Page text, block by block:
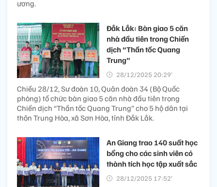
ương.
Đắk Lắk: Bàn giao 5 căn
nhà đầu tiên trong Chiến
dịch “Thần tốc Quang
Trung”
28/12/2025 20:29’
Chiều 28/12, Sư đoàn 10, Quân đoàn 34 (Bộ Quốc
phòng) tổ chức bàn giao 5 căn nhà đầu tiên trong
Chiến dịch “Thần tốc Quang Trung” cho 5 hộ dân tại
thôn Trung Hòa, xã Sơn Hòa, tỉnh Đắk Lắk.
An Giang trao 140 suất học
bổng cho các sinh viên có
thành tích học tập xuất sắc
28/12/2025 17:52’